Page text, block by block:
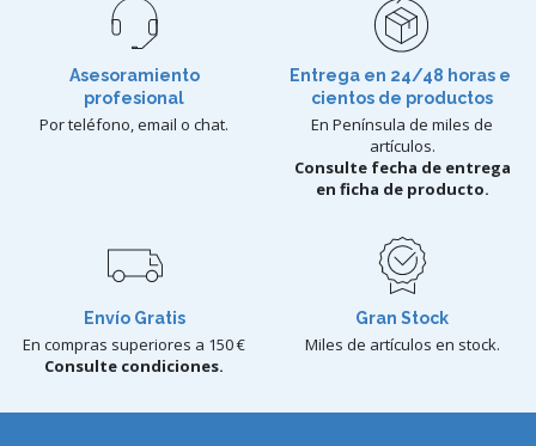
Asesoramiento
profesional
Por teléfono, email o chat.
Entrega en 24/48 horas e
cientos de productos
En Península de miles de
artículos.
Consulte fecha de entrega
en ficha de producto.
Envío Gratis
En compras superiores a 150 €
Consulte condiciones.
Gran Stock
Miles de artículos en stock.